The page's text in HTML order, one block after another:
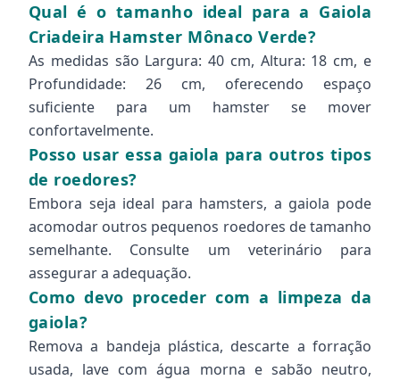
Qual é o tamanho ideal para a Gaiola
Criadeira Hamster Mônaco Verde?
As medidas são Largura: 40 cm, Altura: 18 cm, e
Profundidade: 26 cm, oferecendo espaço
suficiente para um hamster se mover
confortavelmente.
Posso usar essa gaiola para outros tipos
de roedores?
Embora seja ideal para hamsters, a gaiola pode
acomodar outros pequenos roedores de tamanho
semelhante. Consulte um veterinário para
assegurar a adequação.
Como devo proceder com a limpeza da
gaiola?
Remova a bandeja plástica, descarte a forração
usada, lave com água morna e sabão neutro,